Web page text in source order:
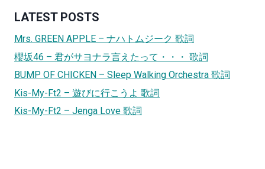
LATEST POSTS
Mrs. GREEN APPLE – ナハトムジーク 歌詞
櫻坂46 – 君がサヨナラ言えたって・・・ 歌詞
BUMP OF CHICKEN – Sleep Walking Orchestra 歌詞
Kis-My-Ft2 – 遊びに行こうよ 歌詞
Kis-My-Ft2 – Jenga Love 歌詞